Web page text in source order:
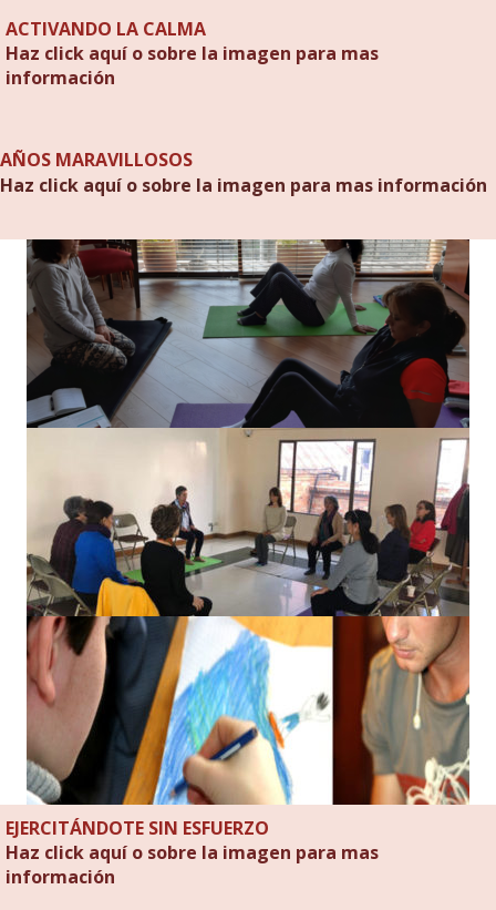
ACTIVANDO LA CALMA
Haz click aquí o sobre la imagen para mas
información
AÑOS MARAVILLOSOS
Haz click aquí o sobre la imagen para mas información
EJERCITÁNDOTE SIN ESFUERZO
Haz click aquí o sobre la imagen para mas
información